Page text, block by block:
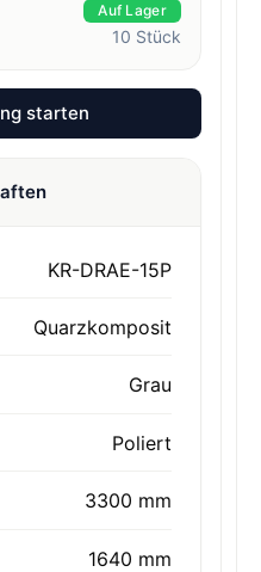
Auf Lager
10 Stück
starten
KR-DRAE-15P
Quarzkomposit
Grau
Poliert
3300 mm
1640 mm